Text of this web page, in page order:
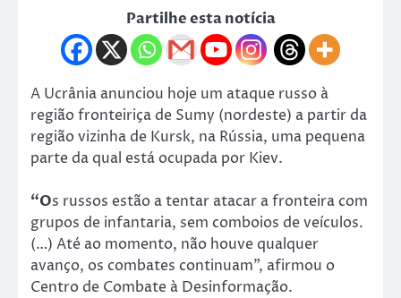
Partilhe esta notícia
A Ucrânia anunciou hoje um ataque russo à
região fronteiriça de Sumy (nordeste) a partir da
região vizinha de Kursk, na Rússia, uma pequena
parte da qual está ocupada por Kiev.
“Os russos estão a tentar atacar a fronteira com
grupos de infantaria, sem comboios de veículos.
(…) Até ao momento, não houve qualquer
avanço, os combates continuam”, afirmou o
Centro de Combate à Desinformação.